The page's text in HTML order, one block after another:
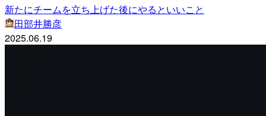
新たにチームを立ち上げた後にやるといいこと
田部井勝彦
2025.06.19